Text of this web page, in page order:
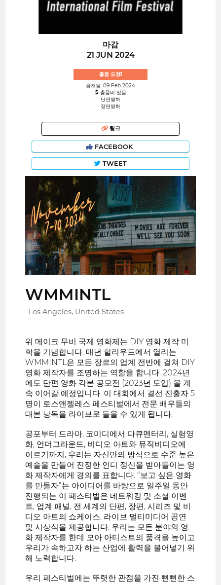
마감
21 JUN 2024
출품 요청!
공개됨: 09 Feb 2024
출품비 있음
단편영화
장편영화
링크
FACEBOOK
TWEET
WMMINTL
Los Angeles, United States
위 메이크 무비 국제 영화제는 DIY 영화 제작 미
학을 기념합니다. 매년 할리우드에서 열리는
WMMINTL은 모든 장르의 업계 전반에 걸쳐 DIY
영화 제작자를 조명하는 역할을 합니다. 2024년
에도 단편 영화 각본 공모전 (2023년 도입) 을 계
속 이어갈 예정입니다. 이 대회에서 결선 진출자 5
명이 로스앤젤레스 페스티벌에서 전문 배우들의
대본 낭독을 라이브로 들을 수 있게 됩니다.
공포부터 드라마, 코미디에서 다큐멘터리, 실험영
화, 언더그라운드, 비디오 아트와 뮤직비디오에
이르기까지, 우리는 자신만의 방식으로 수준 높은
예술을 만들어 진정한 인디 정신을 받아들이는 영
화 제작자에게 경의를 표합니다. “보고 싶은 영화
를 만들자”는 아이디어를 바탕으로 일주일 동안
진행되는 이 페스티벌은 네트워킹 및 소셜 이벤
트, 업계 패널, 전 세계의 단편, 장편, 시리즈 및 비
디오 아트의 쇼케이스, 라이브 멀티미디어 공연
및 시상식을 제공합니다. 우리는 모든 분야의 영
화 제작자를 한데 모아 아티스트의 품격을 높이고
우리가 속하고자 하는 산업에 활력을 불어넣기 위
해 노력합니다.
우리 페스티벌에는 뚜렷한 관점을 가진 뻔뻔한 스